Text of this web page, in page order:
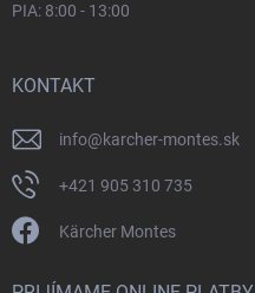
PIA: 8:00 - 13:00
KONTAKT
info@karcher-montes.sk
+421 905 310 735
Kärcher Montes